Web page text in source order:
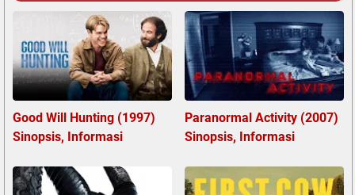
Good Will Hunting (1997)
Sinopsis, Informasi
Paranormal Activity (2007)
Sinopsis, Informasi